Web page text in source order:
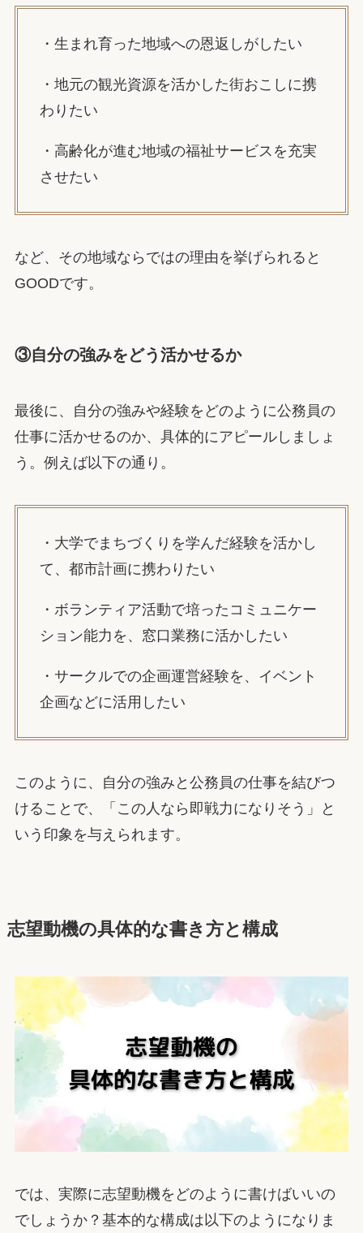
・生まれ育った地域への恩返しがしたい
・地元の観光資源を活かした街おこしに携
わりたい
・高齢化が進む地域の福祉サービスを充実
させたい
など、その地域ならではの理由を挙げられると
GOODです。
③自分の強みをどう活かせるか
最後に、自分の強みや経験をどのように公務員の
仕事に活かせるのか、具体的にアピールしましょ
う。例えば以下の通り。
・大学でまちづくりを学んだ経験を活かし
て、都市計画に携わりたい
・ボランティア活動で培ったコミュニケー
ション能力を、窓口業務に活かしたい
・サークルでの企画運営経験を、イベント
企画などに活用したい
このように、自分の強みと公務員の仕事を結びつ
けることで、「この人なら即戦力になりそう」と
いう印象を与えられます。
志望動機の具体的な書き方と構成
では、実際に志望動機をどのように書けばいいの
でしょうか？基本的な構成は以下のようになりま